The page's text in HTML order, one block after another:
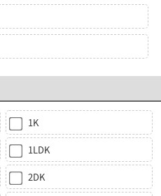
1K
1LDK
2DK